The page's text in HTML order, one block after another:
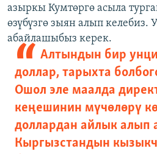
азыркы Кумтөргө асыла
өзүбүзгө зыян алып
абайлашыбыз керек.
Алтындын бир
доллар, тарыхта
Ошол эле маалда
кеңешинин мүчөлөрү
доллардан айлык алып
Кыргызстандын